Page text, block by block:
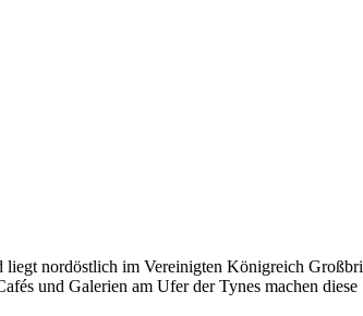
liegt nordöstlich im Vereinigten Königreich
und Galerien am Ufer der Tynes machen